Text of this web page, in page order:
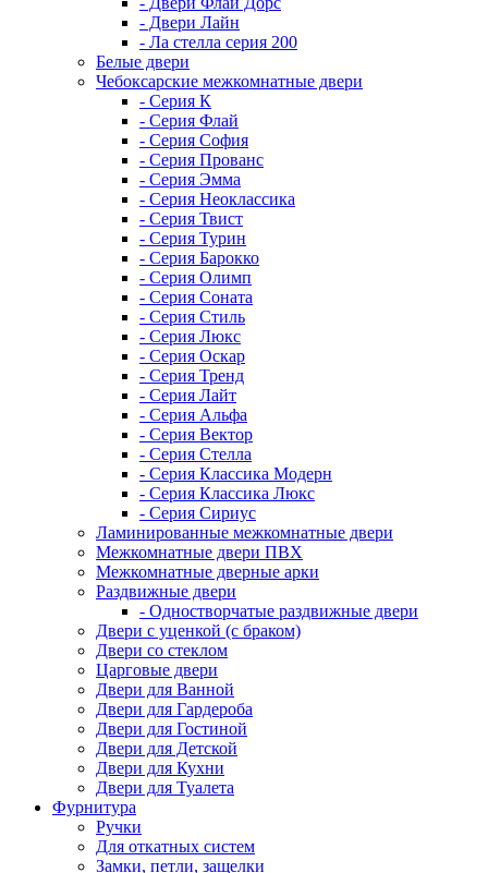
- Двери Лайн
- Ла стелла серия 200
Белые двери
Чебоксарские межкомнатные двери
- Серия К
- Серия Флай
- Серия София
- Серия Прованс
- Серия Эмма
- Серия Неоклассика
- Серия Твист
- Серия Турин
- Серия Барокко
- Серия Олимп
- Серия Соната
- Серия Стиль
- Серия Люкс
- Серия Оскар
- Серия Тренд
- Серия Лайт
- Серия Альфа
- Серия Вектор
- Серия Стелла
- Серия Классика Модерн
- Серия Классика Люкс
- Серия Сириус
Ламинированные межкомнатные двери
Межкомнатные двери ПВХ
Межкомнатные дверные арки
Раздвижные двери
- Одностворчатые раздвижные двери
Двери с уценкой (с браком)
Двери со стеклом
Царговые двери
Двери для Ванной
Двери для Гардероба
Двери для Гостиной
Двери для Детской
Двери для Кухни
Двери для Туалета
Фурнитура
Ручки
Для откатных систем
Замки, петли, защелки